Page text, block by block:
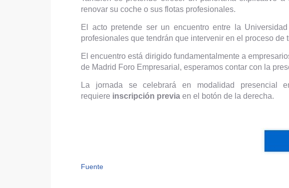
renovar su coche o sus flotas profesionales.
El acto pretende ser un encuentro entre la
profesionales que tendrán que intervenir en el proceso
El encuentro está dirigido fundamentalmente a
de Madrid Foro Empresarial, esperamos contar con la
La jornada se celebrará en modalidad presencial
requiere inscripción previa en el botón de la derecha.
Fuente